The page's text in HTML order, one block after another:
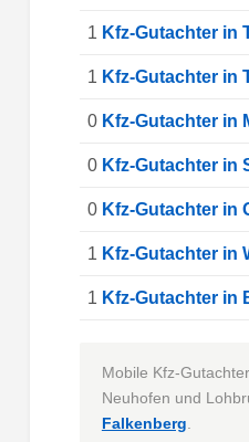
1 Kfz-Gutachter in
1 Kfz-Gutachter in
0 Kfz-Gutachter in
0 Kfz-Gutachter in
0 Kfz-Gutachter in
1 Kfz-Gutachter in
1 Kfz-Gutachter in
Mobile Kfz-
Neuhofen und
Falkenberg